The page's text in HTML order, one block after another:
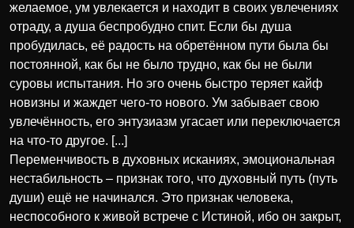
желаемое, ум увлекается и находит в своих увлечениях
отраду, а душа беспробудно спит. Если бы душа
пробудилась, её радость на обретённом пути была бы
постоянной, как бы не было трудно, как бы не были
суровы испытания. Но эго очень быстро теряет кайф
новизны и жаждет чего-то нового. Ум забывает свою
увлечённость, его энтузиазм угасает или переключается
на что-то другое. [...]
Переменчивость в духовных исканиях, эмоциональная
нестабильность – признак того, что духовный путь (путь
души) ещё не начинался. Это признак человека,
неспособного к живой встрече с Истиной, ибо он закрыт,